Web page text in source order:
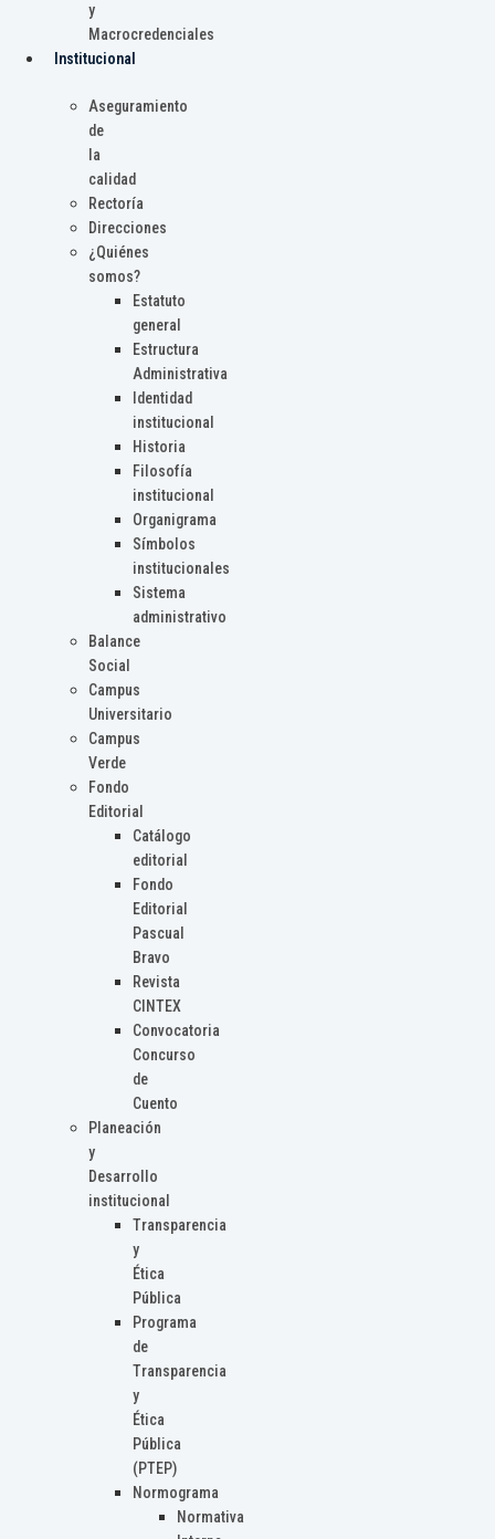
y
Macrocredenciales
Institucional
Aseguramiento
de
la
calidad
Rectoría
Direcciones
¿Quiénes
somos?
Estatuto
general
Estructura
Administrativa
Identidad
institucional
Historia
Filosofía
institucional
Organigrama
Símbolos
institucionales
Sistema
administrativo
Balance
Social
Campus
Universitario
Campus
Verde
Fondo
Editorial
Catálogo
editorial
Fondo
Editorial
Pascual
Bravo
Revista
CINTEX
Convocatoria
Concurso
de
Cuento
Planeación
y
Desarrollo
institucional
Transparencia
y
Ética
Pública
Programa
de
Transparencia
y
Ética
Pública
(PTEP)
Normograma
Normativa